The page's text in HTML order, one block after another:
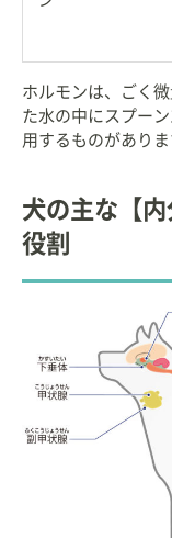
ホルモンは、ごく
た水の中にスプー
用するものがありま
犬の主な【
役割